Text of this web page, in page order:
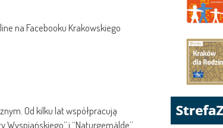
na Facebooku Krakowskiego
Od kilku lat współpracują
i “Naturgemälde”.